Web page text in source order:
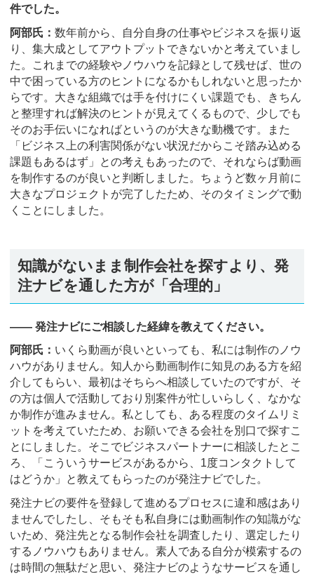
件でした。
阿部氏： 数年前から、自分自身の仕事やビジネスを振り返
り、集大成としてアウトプットできないかと考えていまし
た。これまでの経験やノウハウを記録として残せば、世の
中で困っている方のヒントになるかもしれないと思ったか
らです。大きな組織では手を付けにくい課題でも、きちん
と整理すれば解決のヒントが見えてくるもので、少しでも
そのお手伝いになればというのが大きな動機です。また
「ビジネス上の利害関係がない状況だからこそ踏み込める
課題もあるはず」との考えもあったので、それならば動画
を制作するのが良いと判断しました。ちょうど数ヶ月前に
大きなプロジェクトが完了したため、そのタイミングで動
くことにしました。
知識がないまま制作会社を探すより、発
注ナビを通した方が「合理的」
―― 発注ナビにご相談した経緯を教えてください。
阿部氏： いくら動画が良いといっても、私には制作のノウ
ハウがありません。知人から動画制作に知見のある方を紹
介してもらい、最初はそちらへ相談していたのですが、そ
の方は個人で活動しており別案件が忙しいらしく、なかな
か制作が進みません。私としても、ある程度のタイムリミ
ットを考えていたため、お願いできる会社を別口で探すこ
とにしました。そこでビジネスパートナーに相談したとこ
ろ、「こういうサービスがあるから、1度コンタクトして
はどうか」と教えてもらったのが発注ナビでした。
発注ナビの要件を登録して進めるプロセスに違和感はあり
ませんでしたし、そもそも私自身には動画制作の知識がな
いため、発注先となる制作会社を調査したり、選定したり
するノウハウもありません。素人である自分が模索するの
は時間の無駄だと思い、発注ナビのようなサービスを通し